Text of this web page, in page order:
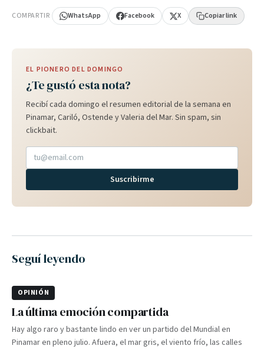
COMPARTIR WhatsApp Facebook X Copiar link
EL PIONERO DEL DOMINGO
¿Te gustó esta nota?
Recibí cada domingo el resumen editorial de la semana en
Pinamar, Cariló, Ostende y Valeria del Mar. Sin spam, sin
clickbait.
Suscribirme
Seguí leyendo
OPINIÓN
La última emoción compartida
Hay algo raro y bastante lindo en ver un partido del Mundial en
Pinamar en pleno julio. Afuera, el mar gris, el viento frío, las calles